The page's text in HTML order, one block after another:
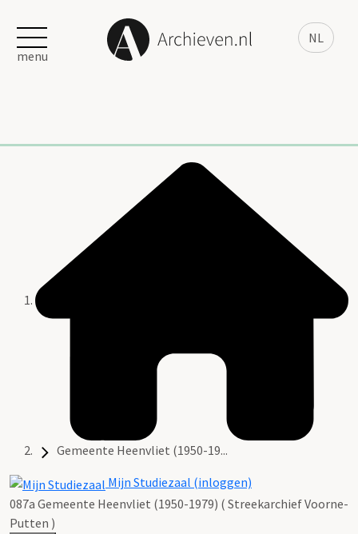
NL
menu
Gemeente Heenvliet (1950-19...
Mijn Studiezaal (inloggen)
087a Gemeente Heenvliet (1950-1979) ( Streekarchief Voorne-
Putten )